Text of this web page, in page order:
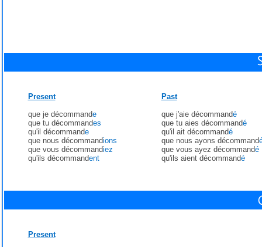
Present
que je décommande
que tu décommandes
qu'il décommande
que nous décommandions
que vous décommandiez
qu'ils décommandent
Past
que j'aie décommandé
que tu aies décommandé
qu'il ait décommandé
que nous ayons décommand
que vous ayez décommandé
qu'ils aient décommandé
Present